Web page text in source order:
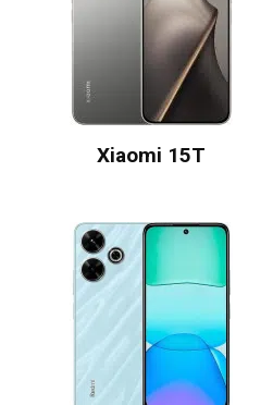
Xiaomi 15T